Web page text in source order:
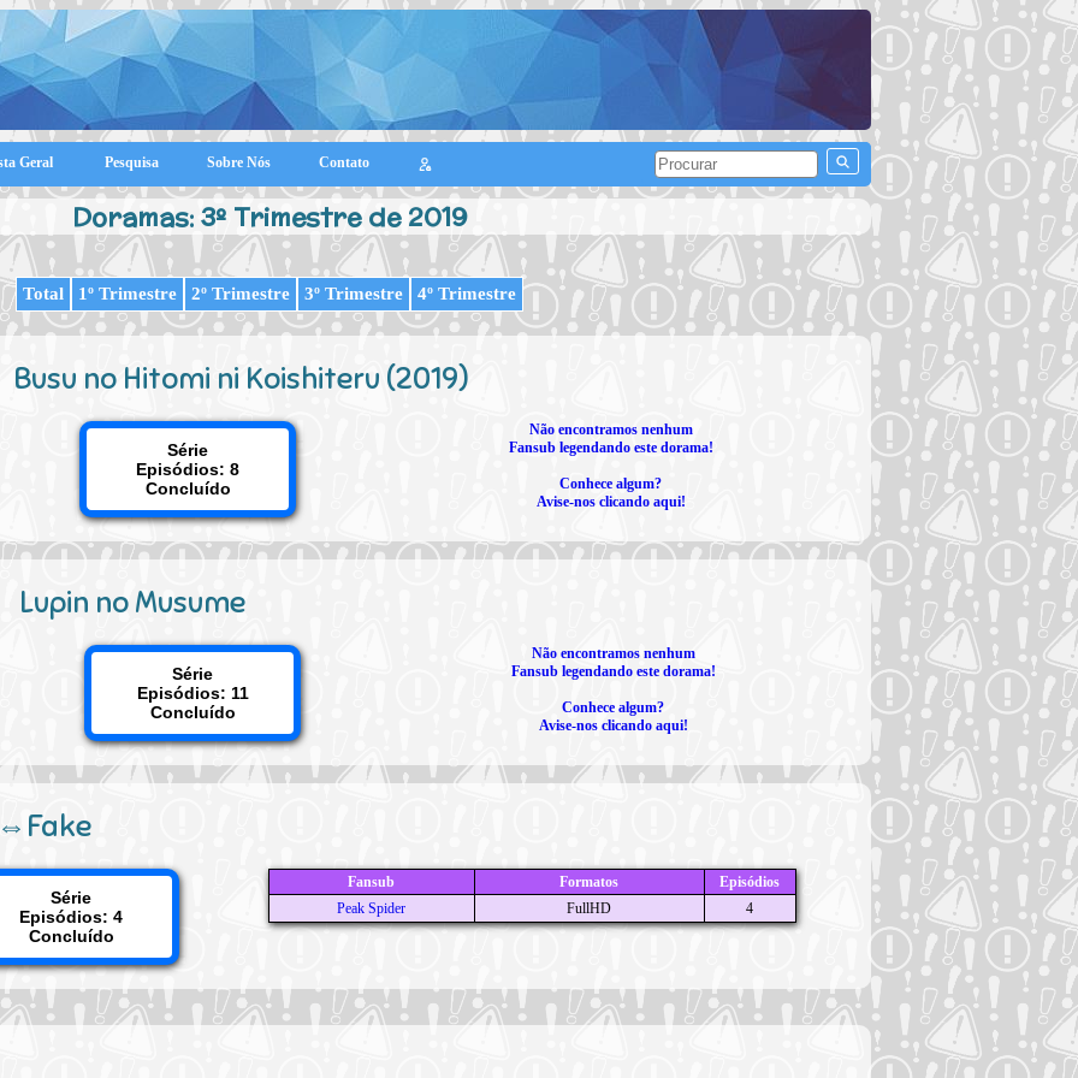
Geral Pesquisa Sobre Nós Contato
Doramas: 3º Trimestre de 2019
Total 1º Trimestre 2º Trimestre 3º Trimestre 4º Trimestre
Busu no Hitomi ni Koishiteru (2019)
Série
Episódios: 8
Concluído
Não encontramos nenhum
Fansub legendando este dorama!
Conhece algum?
Avise-nos clicando aqui!
Lupin no Musume
Série
Episódios: 11
Concluído
Não encontramos nenhum
Fansub legendando este dorama!
Conhece algum?
Avise-nos clicando aqui!
Série
Episódios: 4
Concluído
Fansub Formatos
Episódios
Peak Spider
FullHD 4